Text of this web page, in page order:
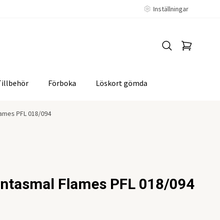
Inställningar
Förboka Löskort gömda
PFL 018/094
Flames PFL 018/094